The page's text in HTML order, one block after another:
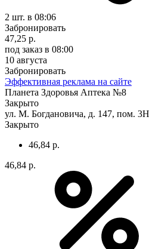
2 шт. в 08:06
Забронировать
47,25 р.
под заказ в 08:00
10 августа
Забронировать
Эффективная реклама на сайте
Планета Здоровья Аптека №8
Закрыто
ул. М. Богдановича, д. 147, пом. 3Н
Закрыто
46,84 р.
46,84 р.